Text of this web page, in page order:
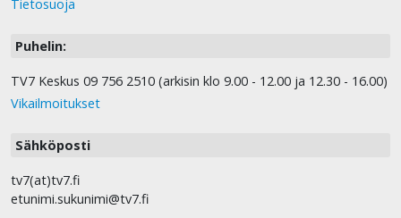
Tietosuoja
Puhelin:
TV7 Keskus 09 756 2510 (arkisin klo 9.00 - 12.00 ja 12.30 - 16.00)
Vikailmoitukset
Sähköposti
tv7(at)tv7.fi
etunimi.sukunimi@tv7.fi